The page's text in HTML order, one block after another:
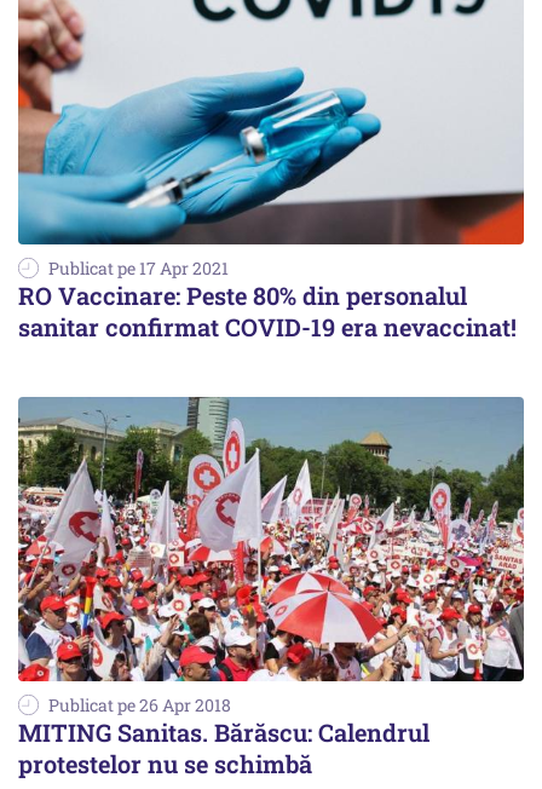
Publicat pe 17 Apr 2021
RO Vaccinare: Peste 80% din personalul
sanitar confirmat COVID-19 era nevaccinat!
Publicat pe 26 Apr 2018
MITING Sanitas. Bărăscu: Calendrul
protestelor nu se schimbă